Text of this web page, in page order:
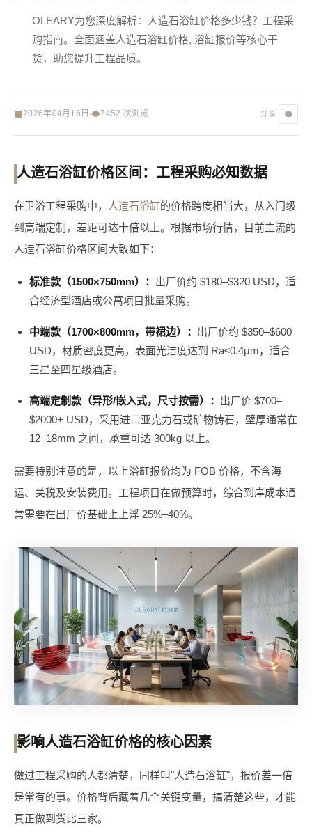
OLEARY为您深度解析：人造石浴缸价格多少钱？工程采
购指南。全面涵盖人造石浴缸价格, 浴缸报价等核心干
货，助您提升工程品质。
2026年04月16日 7452 次浏览 分享
人造石浴缸价格区间：工程采购必知数据
在卫浴工程采购中， 人造石浴缸的价格跨度相当大，从入门级
到高端定制，差距可达十倍以上。根据市场行情，目前主流的
人造石浴缸价格区间大致如下：
标准款（1500×750mm）： 出厂价约 $180–$320 USD，适
合经济型酒店或公寓项目批量采购。
中端款（1700×800mm，带裙边）： 出厂价约 $350–$600
USD，材质密度更高，表面光洁度达到 Ra≤0.4μm，适合
三星至四星级酒店。
高端定制款（异形/嵌入式，尺寸按需）： 出厂价 $700–
$2000+ USD，采用进口亚克力石或矿物铸石，壁厚通常在
12–18mm 之间，承重可达 300kg 以上。
需要特别注意的是，以上浴缸报价均为 FOB 价格，不含海
运、关税及安装费用。工程项目在做预算时，综合到岸成本通
常需要在出厂价基础上上浮 25%–40%。
影响人造石浴缸价格的核心因素
做过工程采购的人都清楚，同样叫"人造石浴缸"，报价差一倍
是常有的事。价格背后藏着几个关键变量，搞清楚这些，才能
真正做到货比三家。